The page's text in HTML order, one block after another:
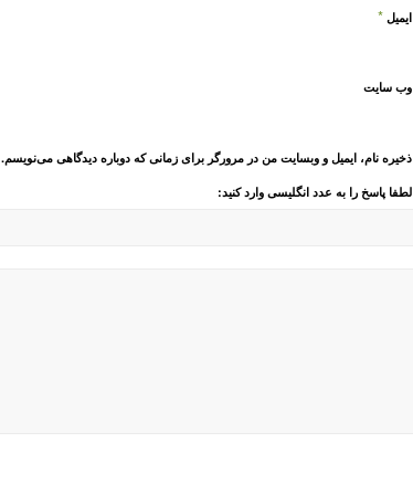
ایمیل *
وب‌ سایت
ذخیره نام، ایمیل و وبسایت من در مرورگر برای زمانی که دوباره دیدگاهی می‌نویسم.
لطفا پاسخ را به عدد انگلیسی وارد کنید: